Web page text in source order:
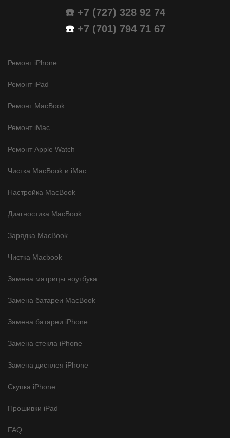
☎️ +7 (727) 328 92 74
☎️ +7 (701) 794 71 67
Ремонт iPhone
Ремонт iPad
Ремонт MacBook
Ремонт iMac
Ремонт Apple Watch
Чистка MacBook и iMac
Настройка MacBook
Диагностика MacBook
Зарядка MacBook
Чистка Macbook
Замена матрицы ноутбука
Замена батареи MacBook
Замена батареи iPhone
Замена стекла iPhone
Замена дисплея iPhone
Скупка iPhone
Прошивки iPad
FAQ